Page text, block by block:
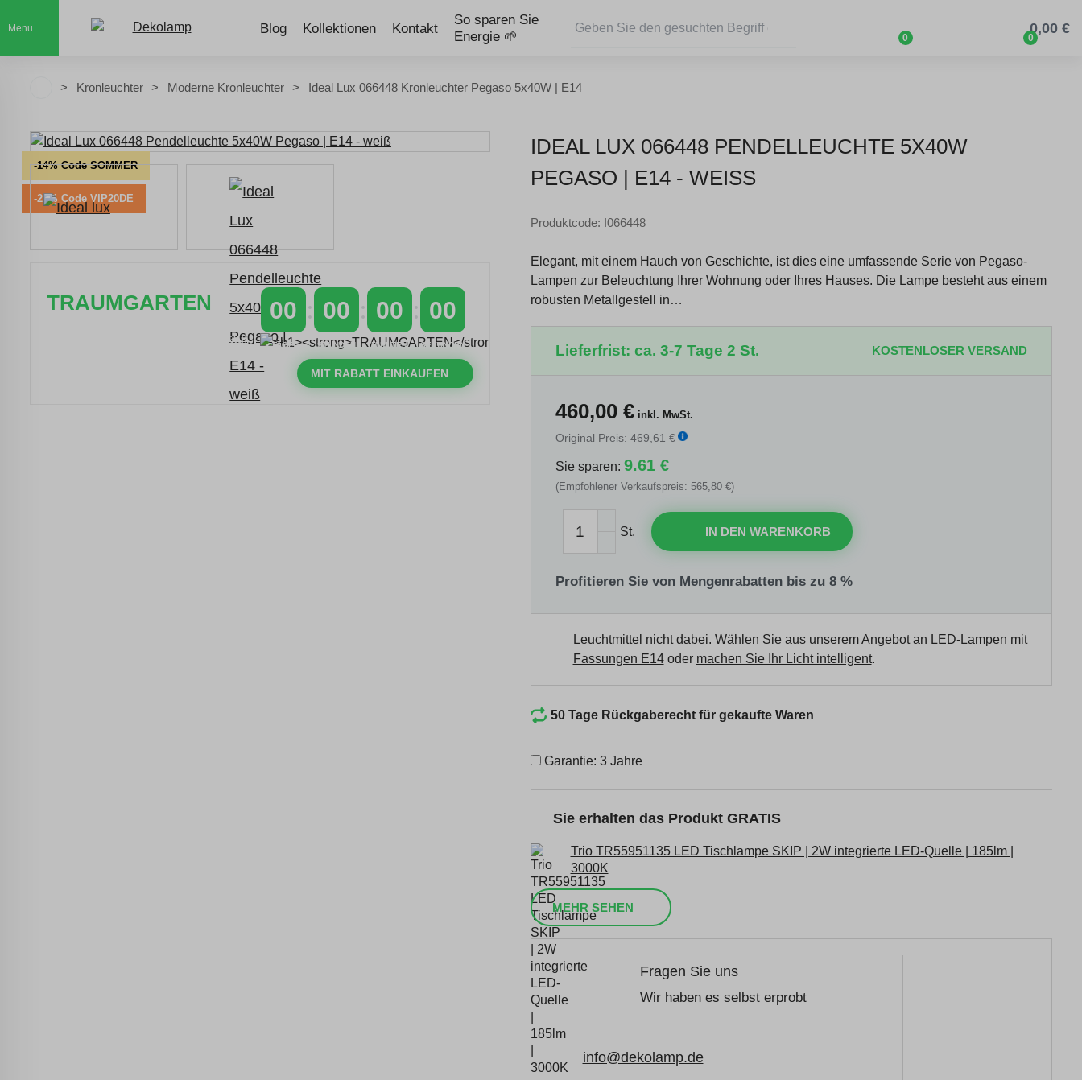
Menu Blog Kollektionen Kontakt
So sparen Sie
Energie 🌱
0 0
0,00 €
Kronleuchter Moderne Kronleuchter Ideal Lux 066448 Kronleuchter Pegaso 5x40W | E14
IDEAL LUX 066448 PENDELLEUCHTE 5X40W
PEGASO | E14 - WEISS
-14% Code SOMMER
-20% Code VIP20DE
TRAUMGARTEN
Zeitlich begrenzter 20 % Rabatt auf
00
TAGE
00
STUNDEN
00
MINUTEN
00
SEKUNDEN
MIT RABATT EINKAUFEN
Produktcode: I066448
Elegant, mit einem Hauch von Geschichte, ist dies eine umfassende Serie von Pegaso-
Lampen zur Beleuchtung Ihrer Wohnung oder Ihres Hauses. Die Lampe besteht aus einem
robusten Metallgestell in…
Lieferfrist: ca. 3-7 Tage 2 St. KOSTENLOSER VERSAND
460,00€inkl. MwSt.
Original Preis:469,61 €
Sie sparen: 9.61 €
(Empfohlener Verkaufspreis: 565,80 €)
St. IN DEN WARENKORB
Profitieren Sie von Mengenrabatten bis zu 8 %
Leuchtmittel nicht dabei. Wählen Sie aus unserem Angebot an LED-Lampen mit
Fassungen E14oder machen Sie Ihr Licht intelligent.
50 Tage Rückgaberecht für gekaufte Waren
Garantie: 3 Jahre
Sie erhalten das Produkt GRATIS
Trio TR55951135 LED Tischlampe SKIP | 2W integrierte LED-Quelle | 185lm |
3000K
MEHR SEHEN
Fragen Sie uns
Wir haben es selbst erprobt
info@dekolamp.de